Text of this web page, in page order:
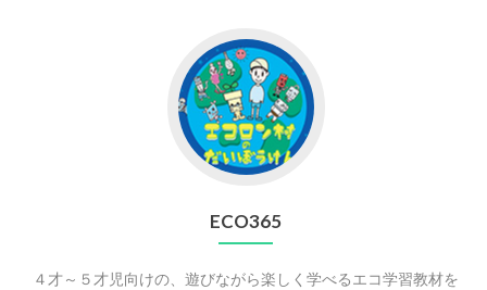
Go
to
ECO365
ECO365
４才～５才児向けの、遊びながら楽しく学べるエコ学習教材を